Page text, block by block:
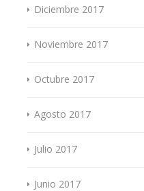
Diciembre 2017
Noviembre 2017
Octubre 2017
Agosto 2017
Julio 2017
Junio 2017